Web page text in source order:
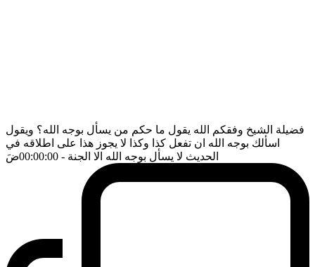
فضيلة الشيخ وفقكم الله يقول ما حكم من يسأل بوجه الله؟ ويقول
اسألك بوجه الله ان تفعل كذا وكذا لا يجوز هذا على اطلاقه في
الحديث لا يسأل بوجه الله الا الجنة - 00:00:00 ضَ